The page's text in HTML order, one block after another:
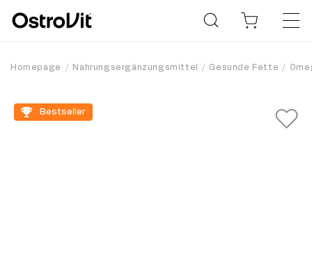
Homepage Nahrungsergänzungsmittel Gesunde Fette
Bestseller